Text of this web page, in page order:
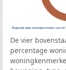
De vier
percentage